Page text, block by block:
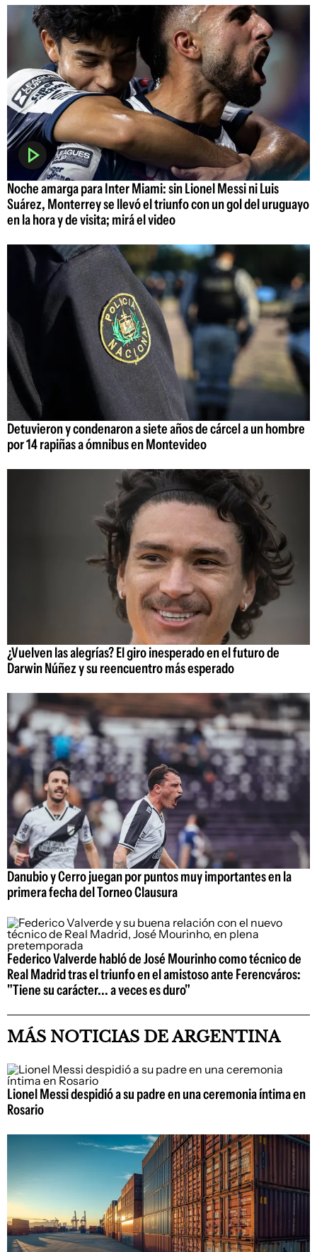
Noche amarga para Inter Miami: sin Lionel Messi ni Luis
Suárez, Monterrey se llevó el triunfo con un gol del uruguayo
en la hora y de visita; mirá el video
Detuvieron y condenaron a siete años de cárcel a un hombre
por 14 rapiñas a ómnibus en Montevideo
¿Vuelven las alegrías? El giro inesperado en el futuro de
Darwin Núñez y su reencuentro más esperado
Danubio y Cerro juegan por puntos muy importantes en la
primera fecha del Torneo Clausura
Federico Valverde habló de José Mourinho como técnico de
Real Madrid tras el triunfo en el amistoso ante Ferencváros:
"Tiene su carácter... a veces es duro"
MÁS NOTICIAS DE ARGENTINA
Lionel Messi despidió a su padre en una ceremonia íntima en
Rosario